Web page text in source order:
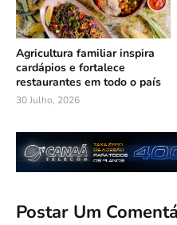
Agricultura familiar inspira
cardápios e fortalece
restaurantes em todo o país
30 Julho, 2026
Postar Um